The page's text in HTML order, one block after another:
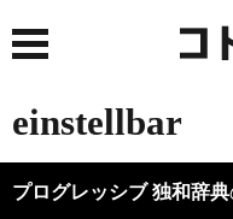
einstellbar
プログレッシブ 独和辞典